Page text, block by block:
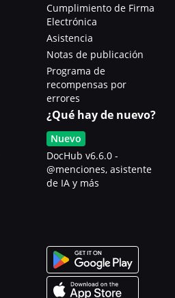
Cumplimiento de Firma
Electrónica
Asistencia
Notas de publicación
Programa de
recompensas por
errores
¿Qué hay de nuevo?
Nuevo
DocHub v6.6.0 -
@menciones, asistente
de IA y más